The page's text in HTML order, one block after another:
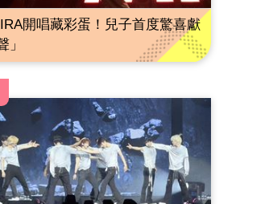
開唱藏彩蛋！兒子首度驚喜獻
」